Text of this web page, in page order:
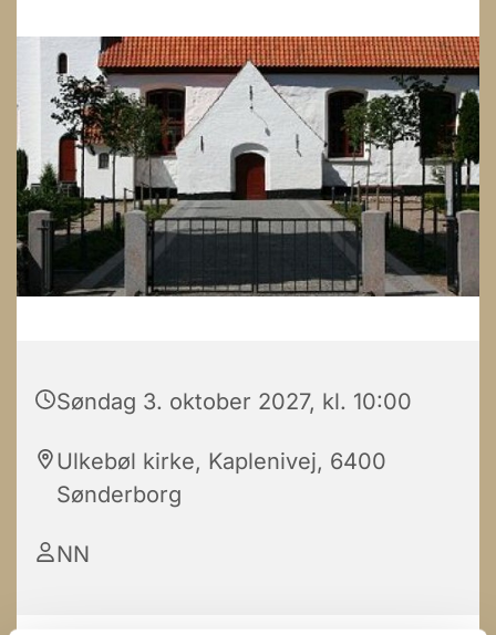
Søndag 3. oktober 2027, kl. 10:00
Ulkebøl kirke, Kaplenivej, 6400
Sønderborg
NN